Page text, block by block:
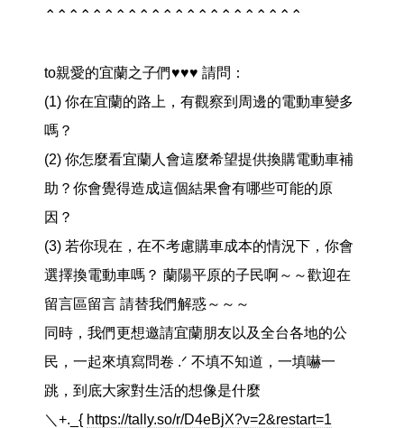
⌃⌃⌃⌃⌃⌃⌃⌃⌃⌃⌃⌃⌃⌃⌃⌃⌃⌃⌃⌃⌃⌃
to親愛的宜蘭之子們♥♥♥ 請問：
(1) 你在宜蘭的路上，有觀察到周邊的電動車變多
嗎？
(2) 你怎麼看宜蘭人會這麼希望提供換購電動車補
助？你會覺得造成這個結果會有哪些可能的原
因？
(3) 若你現在，在不考慮購車成本的情況下，你會
選擇換電動車嗎？ 蘭陽平原的子民啊～～歡迎在
留言區留言 請替我們解惑～～～
同時，我們更想邀請宜蘭朋友以及全台各地的公
民，一起來填寫問卷 .ᐟ 不填不知道，一填嚇一
跳，到底大家對生活的想像是什麼
＼+._{ https://tally.so/r/D4eBjX?v=2&restart=1